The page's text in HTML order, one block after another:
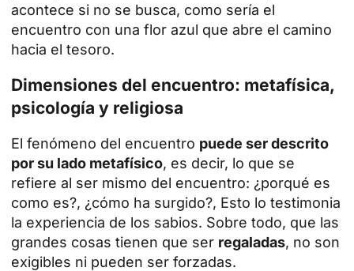
acontece si no se busca, como sería el
encuentro con una flor azul que abre el camino
hacia el tesoro.
Dimensiones del encuentro: metafísica,
psicología y religiosa
El fenómeno del encuentro puede ser descrito
por su lado metafísico, es decir, lo que se
refiere al ser mismo del encuentro: ¿porqué es
como es?, ¿cómo ha surgido?, Esto lo testimonia
la experiencia de los sabios. Sobre todo, que las
grandes cosas tienen que ser regaladas, no son
exigibles ni pueden ser forzadas.